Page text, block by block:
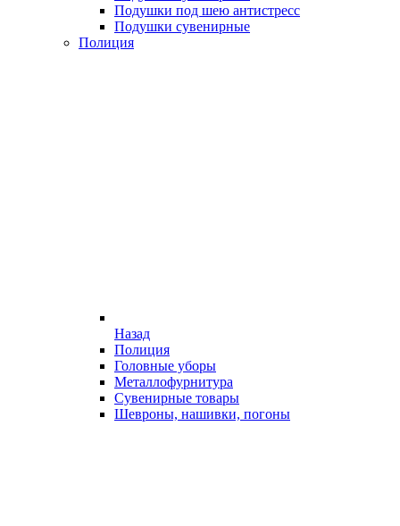
Подушки под шею антистресс
Подушки сувенирные
Полиция
Назад
Полиция
Головные уборы
Металлофурнитура
Сувенирные товары
Шевроны, нашивки, погоны